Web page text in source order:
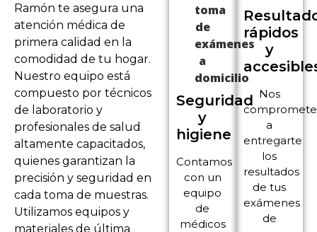
Ramón te asegura una
atención médica de
primera calidad en la
comodidad de tu hogar.
Nuestro equipo está
compuesto por técnicos
de laboratorio y
profesionales de salud
altamente capacitados,
quienes garantizan la
precisión y seguridad en
cada toma de muestras.
Utilizamos equipos y
materiales de última
Seguridad
y
higiene
Contamos
con un
equipo
de
médicos
rápidos
y
Nos
a
entregarte
los
resultados
de tus
exámenes
de